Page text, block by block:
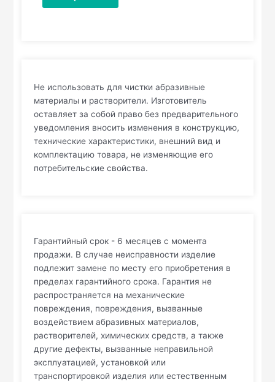
Не использовать для чистки абразивные
материалы и растворители. Изготовитель
оставляет за собой право без предварительного
уведомления вносить изменения в конструкцию,
технические характеристики, внешний вид и
комплектацию товара, не изменяющие его
потребительские свойства.
Гарантийный срок - 6 месяцев с момента
продажи. В случае неисправности изделие
подлежит замене по месту его приобретения в
пределах гарантийного срока. Гарантия не
распространяется на механические
повреждения, повреждения, вызванные
воздействием абразивных материалов,
растворителей, химических средств, а также
другие дефекты, вызванные неправильной
эксплуатацией, установкой или
транспортировкой изделия или естественным